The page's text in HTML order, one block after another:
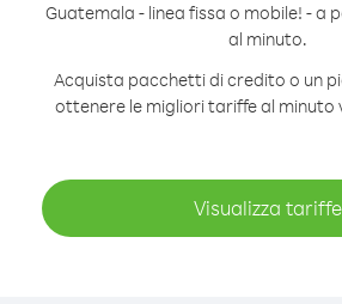
Guatemala - linea fissa o mobile! - a
al minuto.
Acquista pacchetti di credito o un
ottenere le migliori tariffe al minuto
Visualizza tariffe